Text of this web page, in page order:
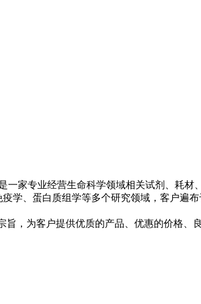
家专业经营生命科学领域相关试剂、耗
学、蛋白质组学等多个研究领域，客户遍
，为客户提供优质的产品、优惠的价格、